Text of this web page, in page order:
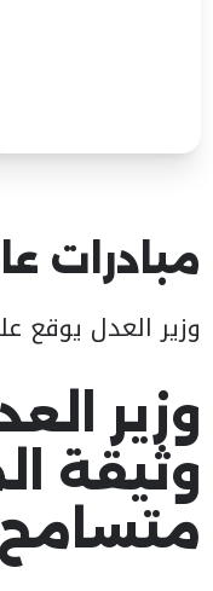
مبادرات عام
وزير العدل يوقع
وزير
وثيقة
متسامح